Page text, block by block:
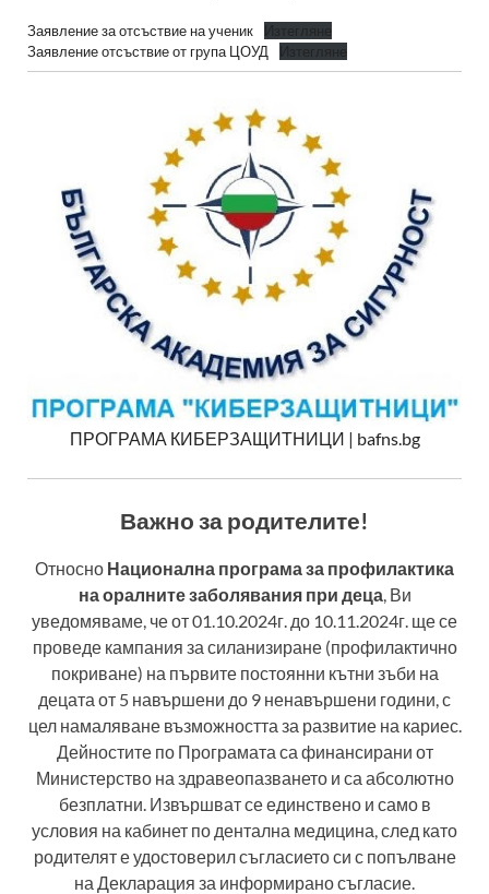
Заявление за отсъствие на ученик
Изтегляне
Заявление отсъствие от група ЦОУД
Изтегляне
ПРОГРАМА КИБЕРЗАЩИТНИЦИ | bafns.bg
Важно за родителите!
Относно Национална програма за профилактика
на оралните заболявания при деца , Ви
уведомяваме, че от 01.10.2024г. до 10.11.2024г. ще се
проведе кампания за силанизиране (профилактично
покриване) на първите постоянни кътни зъби на
децата от 5 навършени до 9 ненавършени години, с
цел намаляване възможността за развитие на кариес.
Дейностите по Програмата са финансирани от
Министерство на здравеопазването и са абсолютно
безплатни. Извършват се единствено и само в
условия на кабинет по дентална медицина, след като
родителят е удостоверил съгласието си с попълване
на Декларация за информирано съгласие.